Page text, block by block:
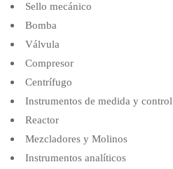
Sello mecánico
Bomba
Válvula
Compresor
Centrífugo
Instrumentos de medida y control
Reactor
Mezcladores y Molinos
Instrumentos analíticos